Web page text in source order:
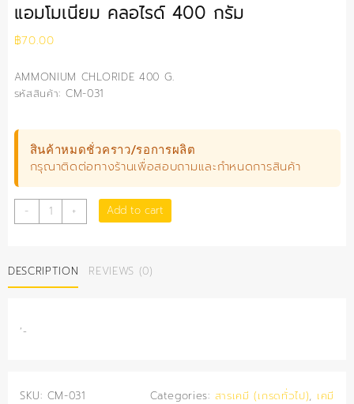
แอมโมเนียม คลอไรด์ 400 กรัม
฿70.00
AMMONIUM CHLORIDE 400 G.
รหัสสินค้า: CM-031
สินค้าหมดชั่วคราว/รอการผลิต
กรุณาติดต่อทางร้านเพื่อสอบถามและกำหนดการสินค้า
-
แอมโมเนีย
ม
400
กรัม
+ Add to cart
DESCRIPTION REVIEWS (0)
‘-
SKU: CM-031 Categories: สารเคมี (เกรดทั่วไป), เคมี